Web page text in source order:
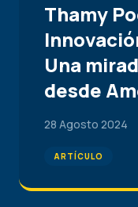
Thamy
Una
desde
28 Agosto 2024
ARTÍCULO